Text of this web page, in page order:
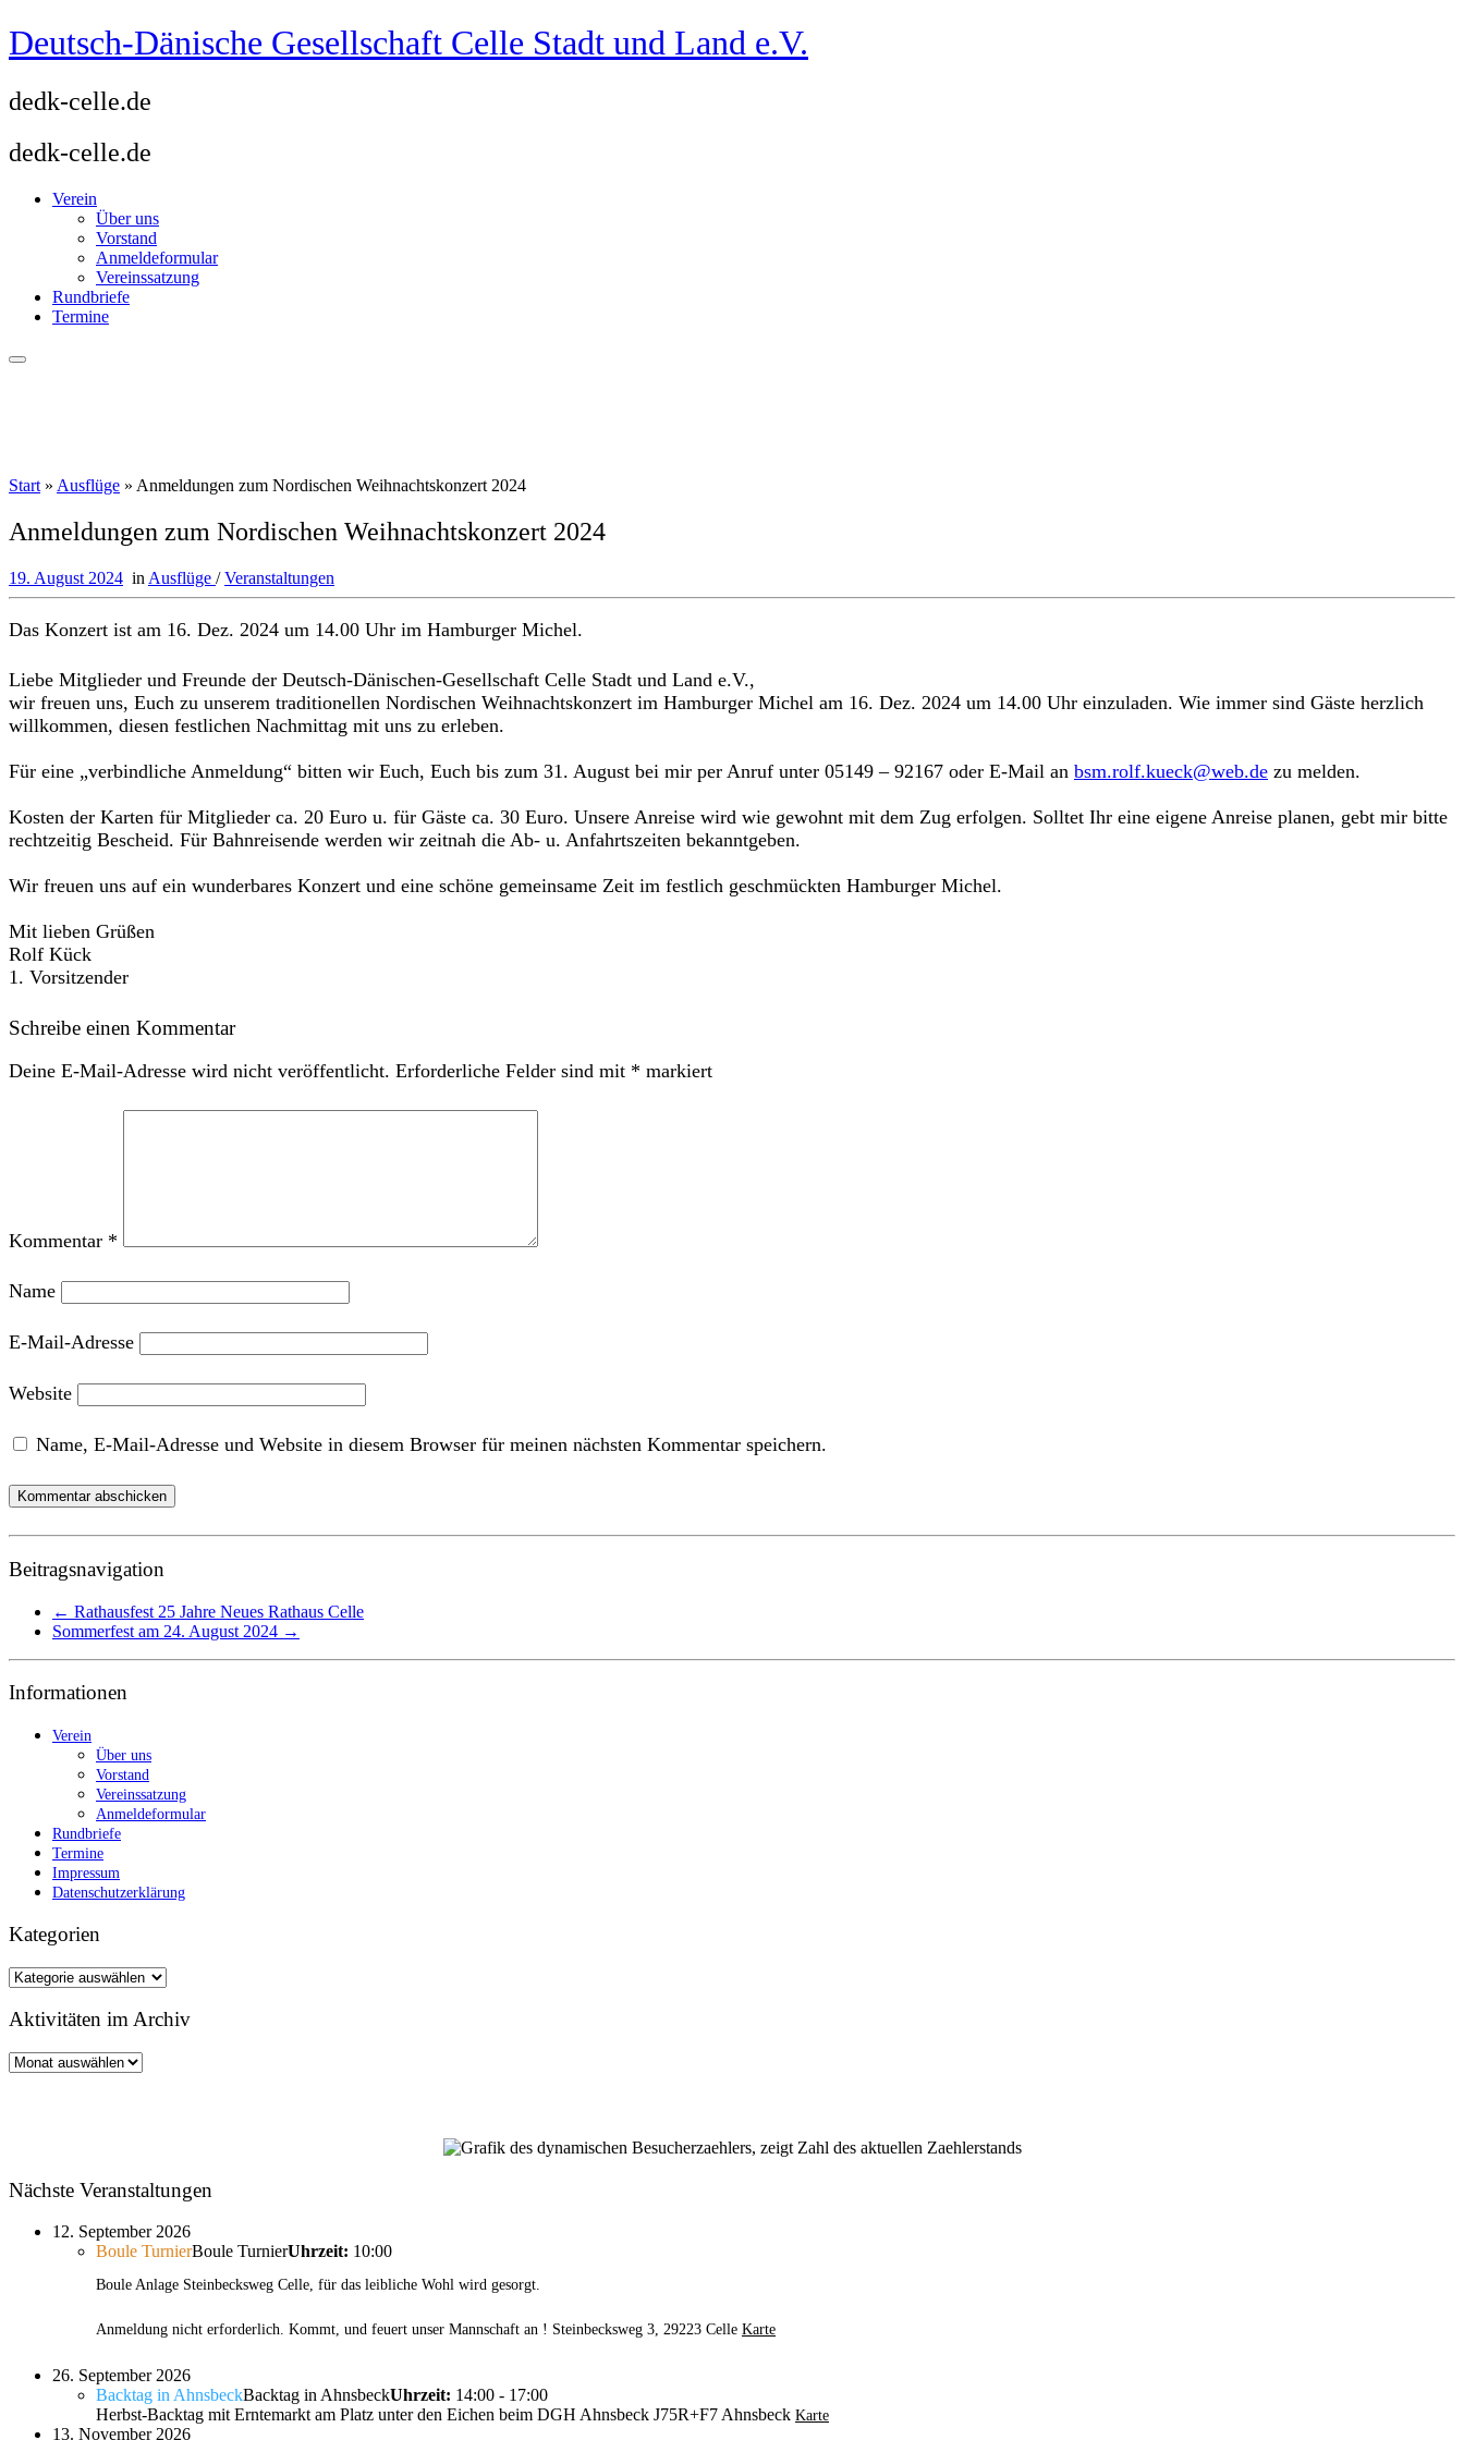
Zum
Inhalt
Deutsch-Dänische Gesellschaft Celle Stadt und Land e.V.
dedk-celle.de
dedk-celle.de
Verein
Über uns
Vorstand
Anmeldeformular
Vereinssatzung
Rundbriefe
Termine
Start » Ausflüge » Anmeldungen zum Nordischen Weihnachtskonzert 2024
Anmeldungen zum Nordischen Weihnachtskonzert 2024
19. August 2024 in Ausflüge /Veranstaltungen
Das Konzert ist am 16. Dez. 2024 um 14.00 Uhr im Hamburger Michel.
Liebe Mitglieder und Freunde der Deutsch-Dänischen-Gesellschaft Celle Stadt und Land e.V.,
wir freuen uns, Euch zu unserem traditionellen Nordischen Weihnachtskonzert im Hamburger Michel am 16. Dez. 2024 um 14.00 Uhr einzuladen. Wie immer sind Gäste herzlich
willkommen, diesen festlichen Nachmittag mit uns zu erleben.
Für eine „verbindliche Anmeldung“ bitten wir Euch, Euch bis zum 31. August bei mir per Anruf unter 05149 – 92167 oder E-Mail an bsm.rolf.kueck@web.de zu melden.
Kosten der Karten für Mitglieder ca. 20 Euro u. für Gäste ca. 30 Euro. Unsere Anreise wird wie gewohnt mit dem Zug erfolgen. Solltet Ihr eine eigene Anreise planen, gebt mir bitte
rechtzeitig Bescheid. Für Bahnreisende werden wir zeitnah die Ab- u. Anfahrtszeiten bekanntgeben.
Wir freuen uns auf ein wunderbares Konzert und eine schöne gemeinsame Zeit im festlich geschmückten Hamburger Michel.
Mit lieben Grüßen
Rolf Kück
1. Vorsitzender
Schreibe einen Kommentar
Deine E-Mail-Adresse wird nicht veröffentlicht. Erforderliche Felder sind mit * markiert
Kommentar *
Name
E-Mail-Adresse
Website
Name, E-Mail-Adresse und Website in diesem Browser für meinen nächsten Kommentar speichern.
Beitragsnavigation
← Rathausfest 25 Jahre Neues Rathaus Celle
Sommerfest am 24. August 2024 →
Informationen
Verein
Über uns
Vorstand
Vereinssatzung
Anmeldeformular
Rundbriefe
Termine
Impressum
Datenschutzerklärung
Kategorien
Kategorien
Aktivitäten im Archiv
Aktivitäten
Nächste Veranstaltungen
12. September 2026
Boule TurnierBoule TurnierUhrzeit: 10:00
Boule Anlage Steinbecksweg Celle, für das leibliche Wohl wird gesorgt.
Anmeldung nicht erforderlich. Kommt, und feuert unser Mannschaft an ! Steinbecksweg 3, 29223 Celle Karte
26. September 2026
Backtag in AhnsbeckBacktag in AhnsbeckUhrzeit: 14:00 - 17:00
Herbst-Backtag mit Erntemarkt am Platz unter den Eichen beim DGH Ahnsbeck J75R+F7 Ahnsbeck Karte
13. November 2026